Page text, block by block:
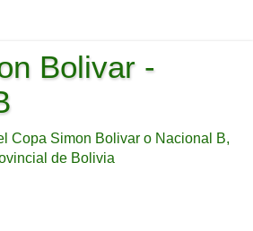
Bolivar -
Copa Simon Bolivar o Nacional B,
de Bolivia